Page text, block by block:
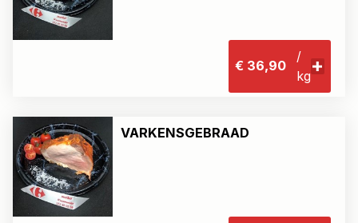
€ 36,90
/
kg
VARKENSGEBRAAD